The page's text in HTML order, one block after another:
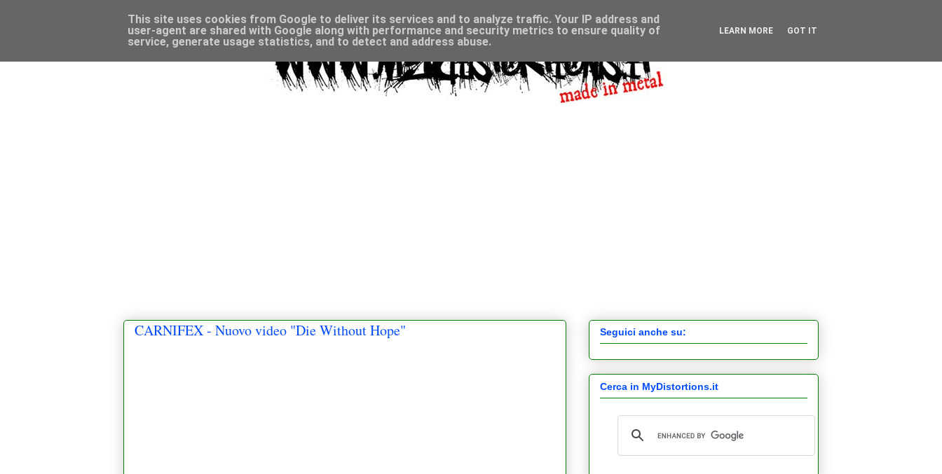
CARNIFEX - Nuovo video "Die Without Hope" Seguici anche su:
Cerca in MyDistortions.it
This site uses cookies from Google to deliver its services and to analyze traffic. Your IP address and
user-agent are shared with Google along with performance and security metrics to ensure quality of
service, generate usage statistics, and to detect and address abuse.
LEARN MORE GOT IT